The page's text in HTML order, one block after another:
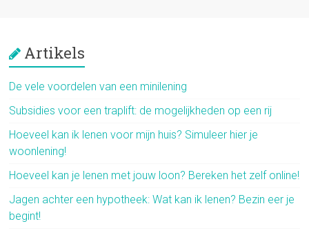
Artikels
De vele voordelen van een minilening
Subsidies voor een traplift: de mogelijkheden op een rij
Hoeveel kan ik lenen voor mijn huis? Simuleer hier je
woonlening!
Hoeveel kan je lenen met jouw loon? Bereken het zelf online!
Jagen achter een hypotheek: Wat kan ik lenen? Bezin eer je
begint!